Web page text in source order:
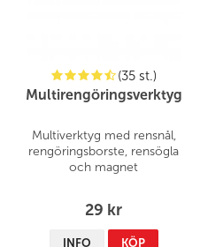
(35 st.)
Multirengöringsverktyg
Multiverktyg med rensnål,
rengöringsborste, rensögla
och magnet
29 kr
INFO KÖP